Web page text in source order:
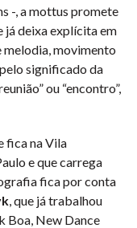
-, a mottus promete
já deixa explícita em
movimento
significado da
ou “encontro”,
fica na Vila
e que carrega
fica por conta
, que já trabalhou
Boa, New Dance